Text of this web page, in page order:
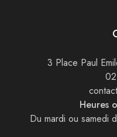
3 Place Paul
Heures
Du mardi ou samedi